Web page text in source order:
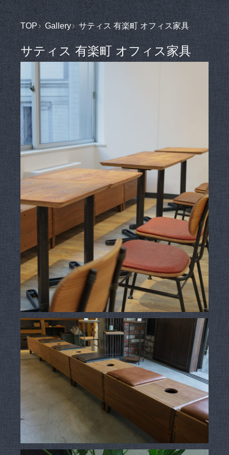
TOP Gallery サティス 有楽町 オフィス家具
サティス 有楽町 オフィス家具